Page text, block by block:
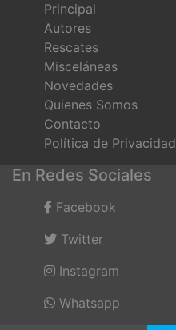
Principal
Autores
Rescates
Misceláneas
Novedades
Quienes Somos
Contacto
Política de Privacidad
En Redes Sociales
Facebook
Twitter
Instagram
Whatsapp